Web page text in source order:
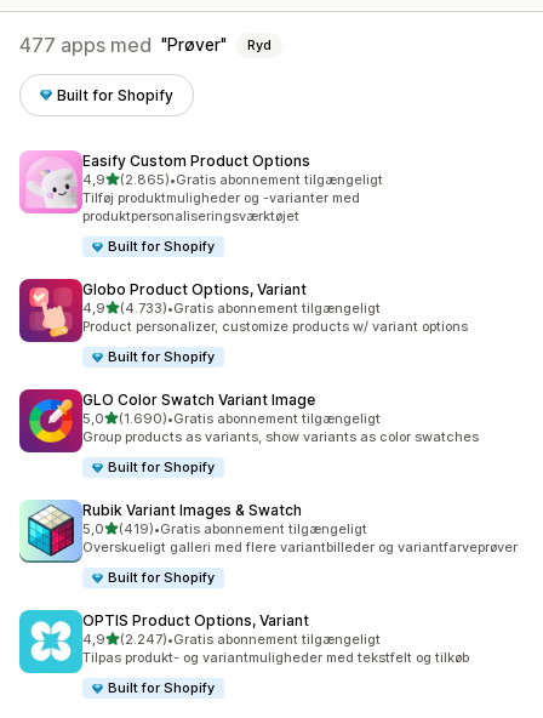
477 apps med Prøver Ryd
Built for Shopify
Easify Custom Product Options
4,9ud af 5 stjerner
(2.865)
2865 anmeldelser i alt
•Gratis abonnement tilgængeligt
Tilføj produktmuligheder og -varianter med
produktpersonaliseringsværktøjet
Built for Shopify
Globo Product Options, Variant
4,9ud af 5 stjerner
(4.733)
4733 anmeldelser i alt
•Gratis abonnement tilgængeligt
Product personalizer, customize products w/ variant options
Built for Shopify
GLO Color Swatch Variant Image
5,0ud af 5 stjerner
(1.690)
1690 anmeldelser i alt
•Gratis abonnement tilgængeligt
Group products as variants, show variants as color swatches
Built for Shopify
Rubik Variant Images & Swatch
5,0ud af 5 stjerner
(419)
419 anmeldelser i alt
•Gratis abonnement tilgængeligt
Overskueligt galleri med flere variantbilleder og variantfarveprøver
Built for Shopify
OPTIS Product Options, Variant
4,9ud af 5 stjerner
(2.247)
2247 anmeldelser i alt
•Gratis abonnement tilgængeligt
Tilpas produkt- og variantmuligheder med tekstfelt og tilkøb
Built for Shopify